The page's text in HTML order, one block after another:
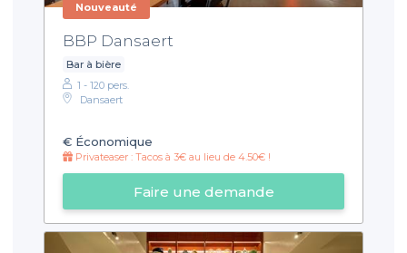
Nouveauté
BBP Dansaert
Bar à bière
1 - 120 pers.
Dansaert
€ Économique
Privateaser : Tacos à 3€ au lieu de 4.50€ !
Faire une demande